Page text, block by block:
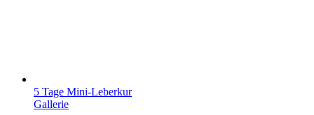
5 Tage Mini-Leberkur
Gallerie